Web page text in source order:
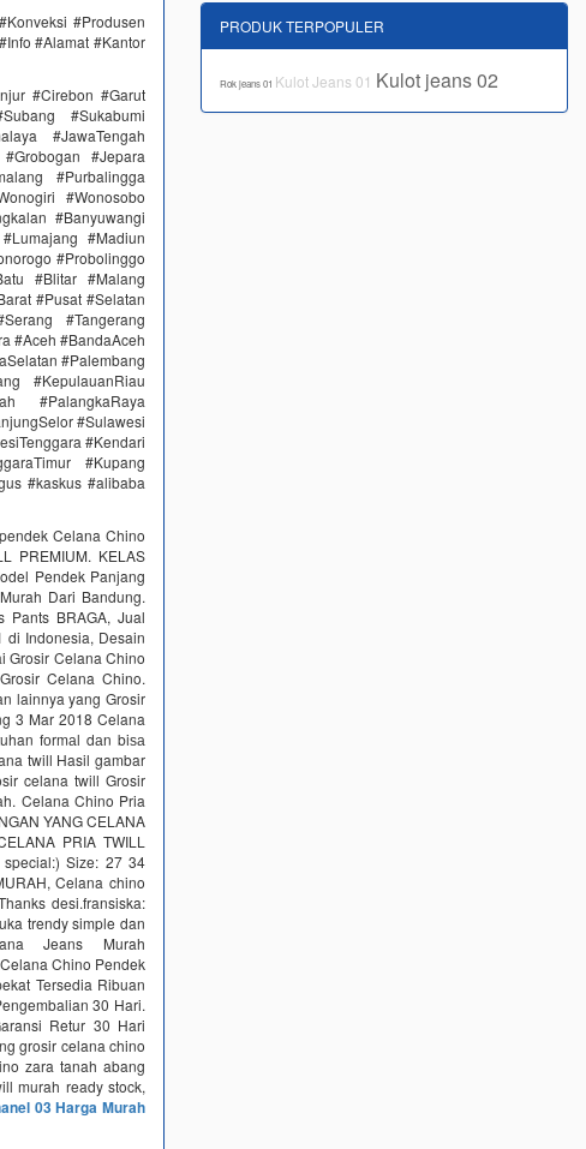
#Produsen
#Alamat #Kantor
#Cirebon #Garut
#Sukabumi
#JawaTengah
#Jepara
#Purbalingga
#Wonosobo
#Banyuwangi
#Madiun
#Probolinggo
#Blitar #Malang
#Pusat #Selatan
#Tangerang
#Aceh #BandaAceh
#Palembang
#KepulauanRiau
#PalangkaRaya
#Sulawesi
#Kendari
#Kupang
#kaskus #alibaba
Celana Chino
PREMIUM. KELAS
Pendek Panjang
Dari Bandung.
Pants BRAGA, Jual
di Indonesia, Desain
Grosir Celana Chino
Celana Chino.
lainnya yang Grosir
3 Mar 2018 Celana
fоrmаl dаn biѕа
twill Hasil gambar
celana twill Grosir
Celana Chino Pria
YANG CELANA
PRIA TWILL
Size: 27 34
Celana chino
desi.fransiska:
trendy simple dan
Jeans Murah
Chino Pendek
Tersedia Ribuan
30 Hari.
Retur 30 Hari
grosir celana chino
zara tanah abang
murah ready stock,
03 Harga Murah
PRODUK TERPOPULER
Rok jeans 01 Kulot Jeans 01 Kulot jeans 02